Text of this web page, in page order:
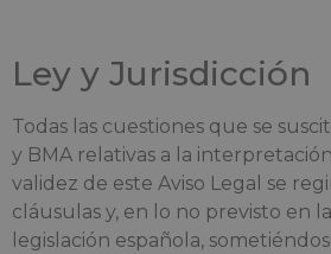
Ley y Jurisdicción
Todas las cuestiones que se
y BMA relativas a la
validez de este Aviso Legal se
cláusulas y, en lo no previsto en
legislación española,